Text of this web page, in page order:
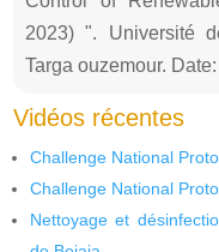
2023) ". Université
Targa ouzemour.
Vidéos récentes
Challenge National
Challenge National
Nettoyage et